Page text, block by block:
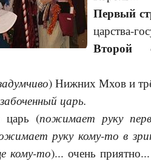
Первый
царства-
Второй
) Нижних Мхов и
царь.
царь (пожимает руку
руку кому-то в
кому-то)... очень